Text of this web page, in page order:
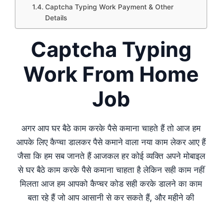
Captcha Typing Work Payment & Other
Details
Captcha Typing
Work From Home
Job
अगर आप घर बैठे काम करके पैसे कमाना चाहते हैं तो आज हम
आपके लिए कैप्चा डालकर पैसे कमाने वाला नया काम लेकर आए हैं
जैसा कि हम सब जानते हैं आजकल हर कोई व्यक्ति अपने मोबाइल
से घर बैठे काम करके पैसे कमाना चाहता है लेकिन सही काम नहीं
मिलता आज हम आपको कैप्चर कोड सही करके डालने का काम
बता रहे हैं जो आप आसानी से कर सकते हैं, और महीने की